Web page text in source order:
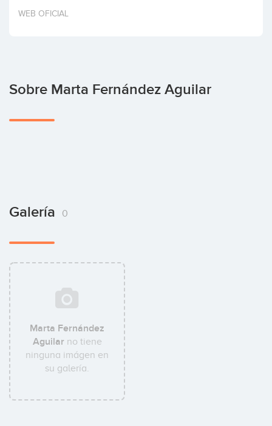
Invertir
WEB OFICIAL
Sobre Marta Fernández Aguilar
Galería 0
Marta Fernández
Aguilar no tiene
ninguna imágen en
su galería.